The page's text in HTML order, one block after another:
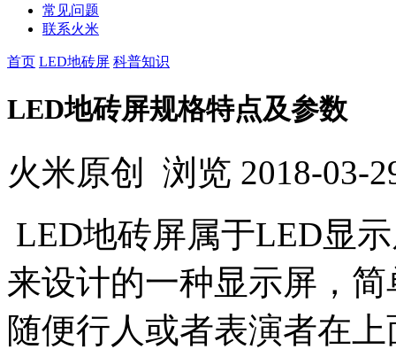
常见问题
联系火米
首页 LED地砖屏 科普知识
LED地砖屏规格特点及参数
火米原创 浏览 2018-03-
LED地砖屏属于LED显
来设计的一种显示屏，
随便行人或者表演者在